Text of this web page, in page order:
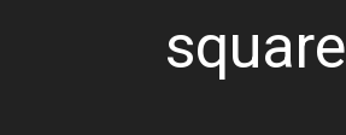
square